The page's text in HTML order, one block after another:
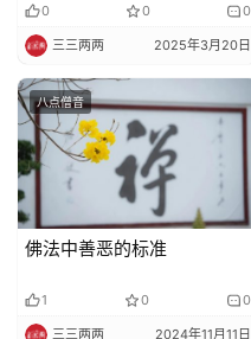
0 0 0
三三两两 2025年3月20日
八点僧音
佛法中善恶的标准
1 0 0
三三两两 2024年11月11日